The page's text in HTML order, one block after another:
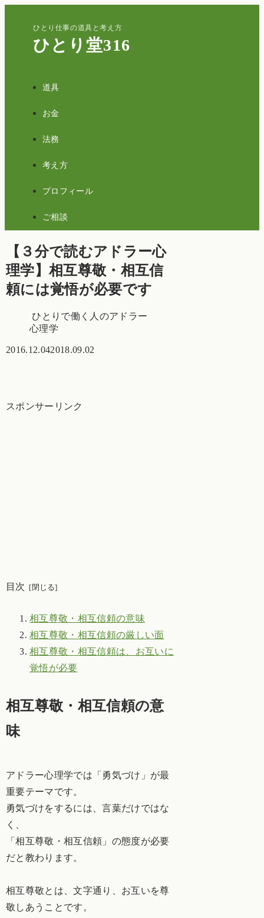
ひとり仕事の道具と考え方
ひとり堂316
道具
お金
法務
考え方
プロフィール
ご相談
【３分で読むアドラー心
理学】相互尊敬・相互信
頼には覚悟が必要です
ひとりで働く人のアドラー
心理学
2016.12.042018.09.02
スポンサーリンク
目次
相互尊敬・相互信頼の意味
相互尊敬・相互信頼の厳しい面
相互尊敬・相互信頼は、お互いに
覚悟が必要
相互尊敬・相互信頼の意
味
アドラー心理学では「勇気づけ」が最
重要テーマです。
勇気づけをするには、言葉だけではな
く、
「相互尊敬・相互信頼」の態度が必要
だと教わります。
相互尊敬とは、文字通り、お互いを尊
敬しあうことです。